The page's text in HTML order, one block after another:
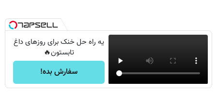
یه راه حل خنک برای روزهای داغ
تابستون🔥
سفارش بده!